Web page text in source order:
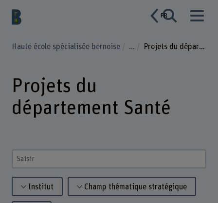
FR
Haute école spécialisée bernoise ... Projets du département Santé
Projets du
département Santé
Saisir un terme
Institut Champ thématique stratégique